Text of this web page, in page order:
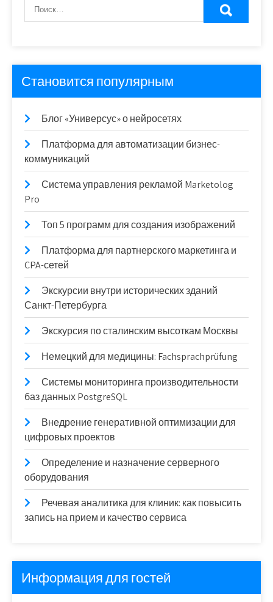
Становится популярным
Блог «Универсус» о нейросетях
Платформа для автоматизации бизнес-
коммуникаций
Система управления рекламой Marketolog
Pro
Топ 5 программ для создания изображений
Платформа для партнерского маркетинга и
CPA-сетей
Экскурсии внутри исторических зданий
Санкт-Петербурга
Экскурсия по сталинским высоткам Москвы
Немецкий для медицины: Fachsprachprüfung
Системы мониторинга производительности
баз данных PostgreSQL
Внедрение генеративной оптимизации для
цифровых проектов
Определение и назначение серверного
оборудования
Речевая аналитика для клиник: как повысить
запись на прием и качество сервиса
Информация для гостей